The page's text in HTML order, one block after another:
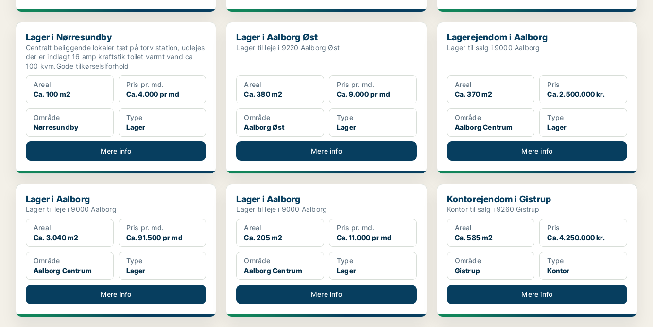
Lager i Nørresundby
Lager i Nørresundby
Centralt beliggende lokaler tæt på torv station, udlejes
der er indlagt 16 amp kraftstik toilet varmt vand ca
100 kvm.Gode tilkørselslforhold
Areal
Ca. 100 m2
Pris pr. md.
Ca. 4.000 pr md
Område
Nørresundby
Type
Lager
Mere info
Lager i Aalborg Øst
Lager i Aalborg Øst
Lager til leje i 9220 Aalborg Øst
Areal
Ca. 380 m2
Pris pr. md.
Ca. 9.000 pr md
Område
Aalborg Øst
Type
Lager
Mere info
Lagerejendom i Aalborg
Lagerejendom i Aalborg
Lager til salg i 9000 Aalborg
Areal
Ca. 370 m2
Pris
Ca. 2.500.000 kr.
Område
Aalborg Centrum
Type
Lager
Mere info
Lager i Aalborg
Lager i Aalborg
Lager til leje i 9000 Aalborg
Areal
Ca. 3.040 m2
Pris pr. md.
Ca. 91.500 pr md
Område
Aalborg Centrum
Type
Lager
Mere info
Lager i Aalborg
Lager i Aalborg
Lager til leje i 9000 Aalborg
Areal
Ca. 205 m2
Pris pr. md.
Ca. 11.000 pr md
Område
Aalborg Centrum
Type
Lager
Mere info
Kontorejendom i Gistrup
Kontorejendom i Gistrup
Kontor til salg i 9260 Gistrup
Areal
Ca. 585 m2
Pris
Ca. 4.250.000 kr.
Område
Gistrup
Type
Kontor
Mere info